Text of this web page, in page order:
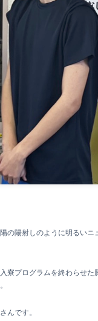
の陽射しのように明るいニ
寮プログラムを終わらせた
んです。